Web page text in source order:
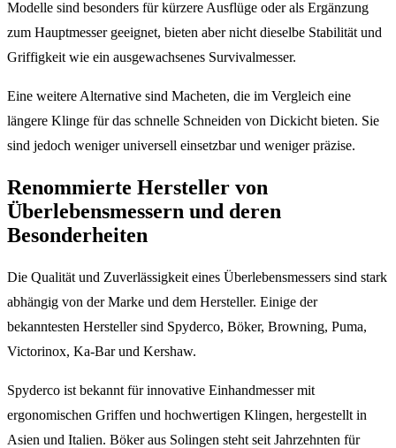
Modelle sind besonders für kürzere Ausflüge oder als Ergänzung
zum Hauptmesser geeignet, bieten aber nicht dieselbe Stabilität und
Griffigkeit wie ein ausgewachsenes Survivalmesser.
Eine weitere Alternative sind Macheten, die im Vergleich eine
längere Klinge für das schnelle Schneiden von Dickicht bieten. Sie
sind jedoch weniger universell einsetzbar und weniger präzise.
Renommierte Hersteller von
Überlebensmessern und deren
Besonderheiten
Die Qualität und Zuverlässigkeit eines Überlebensmessers sind stark
abhängig von der Marke und dem Hersteller. Einige der
bekanntesten Hersteller sind Spyderco, Böker, Browning, Puma,
Victorinox, Ka-Bar und Kershaw.
Spyderco ist bekannt für innovative Einhandmesser mit
ergonomischen Griffen und hochwertigen Klingen, hergestellt in
Asien und Italien. Böker aus Solingen steht seit Jahrzehnten für